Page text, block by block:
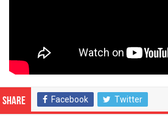
Share Facebook Twitter